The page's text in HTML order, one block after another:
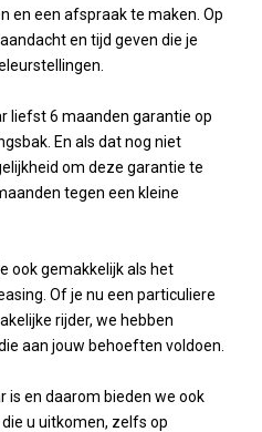
en een afspraak te maken. Op
en tijd geven die je
liefst 6 maanden garantie op
En als dat nog niet
om deze garantie te
tegen een kleine
ook gemakkelijk als het
Of je nu een particuliere
rijder, we hebben
aan jouw behoeften voldoen.
is en daarom bieden we ook
u uitkomen, zelfs op